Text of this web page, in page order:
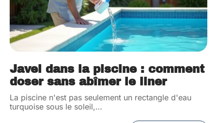
Javel dans la piscine : comment
doser sans abîmer le liner
La piscine n'est pas seulement un rectangle d'eau
turquoise sous le soleil,…